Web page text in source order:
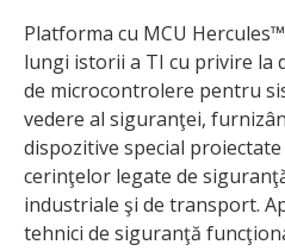
Platforma cu MCU
lungi istorii a TI cu privire la
de microcontrolere pentru
vedere al siguranţei,
dispozitive special
cerinţelor legate de
industriale şi de transport.
tehnici de siguranţă